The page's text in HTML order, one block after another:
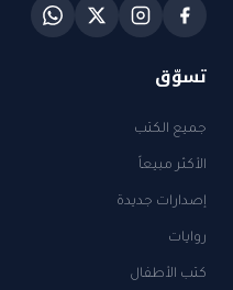
تسوّق
جميع الكتب
الأكثر مبيعاً
إصدارات جديدة
روايات
كتب الأطفال